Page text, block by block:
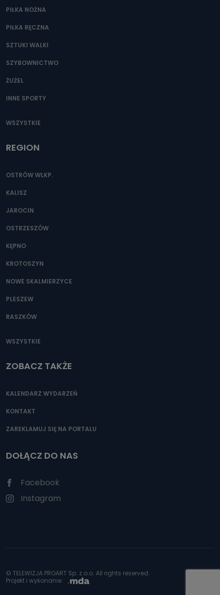
PIŁKA NOŻNA
PIŁKA RĘCZNA
SZTUKI WALKI
SZYBOWNICTWO
ŻUŻEL
INNE SPORTY
WSZYSTKIE
REGION
OSTRÓW WLKP.
KALISZ
JAROCIN
OSTRZESZÓW
KĘPNO
KROTOSZYN
NOWE SKALMIERZYCE
PLESZEW
RASZKÓW
WSZYSTKIE
ZOBACZ TAKŻE
KALENDARZ WYDARZEŃ
KONTAKT
ZAREKLAMUJ SIĘ NA PORTALU
DOŁĄCZ DO NAS
Facebook
Instagram
© TELEWIZJA PROART Sp. z o.o. All rights reserved.
Projekt i wykonanie: